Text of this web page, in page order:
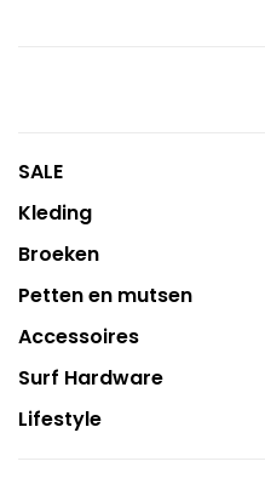
SALE
Kleding
Broeken
Petten en mutsen
Accessoires
Surf Hardware
Lifestyle